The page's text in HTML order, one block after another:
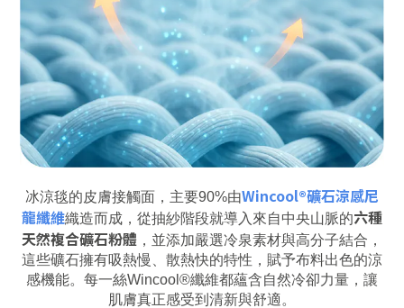
冰涼毯的皮膚接觸面，主要90%由Wincool®礦石涼感尼
龍纖維織造而成，從抽紗階段就導入來自中央山脈的六種
天然複合礦石粉體 ，並添加嚴選冷泉素材與高分子結合，
這些礦石擁有吸熱慢、散熱快的特性，賦予布料出色的涼
感機能。 每一絲Wincool®纖維都蘊含自然冷卻力量，讓
肌膚真正感受到清新與舒適。